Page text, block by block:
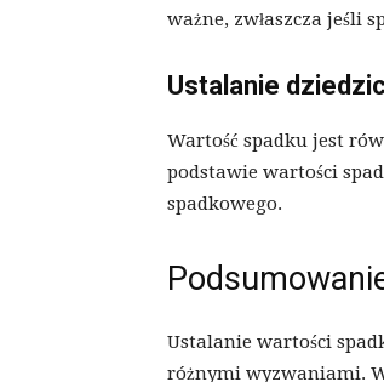
ważne, zwłaszcza jeśli
Ustalanie
Wartość spadku jest
podstawie wartości
spadkowego.
Ustalanie wartości
różnymi wyzwaniami.